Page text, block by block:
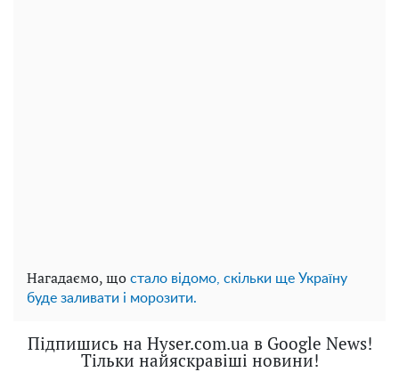
Нагадаємо, що стало відомо, скільки ще Україну
буде заливати і морозити.
Підпишись на Hyser.com.ua в Google News!
Тільки найяскравіші новини!